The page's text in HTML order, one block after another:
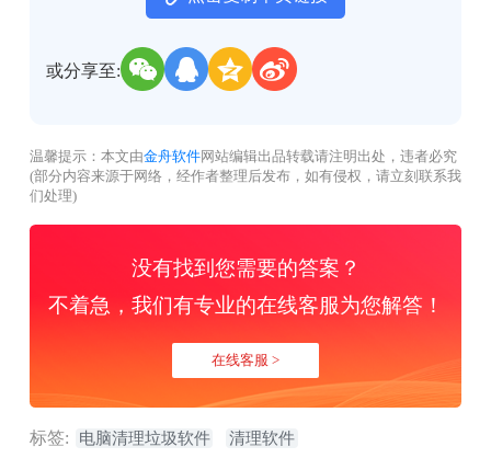
或分享至:
温馨提示：本文由金舟软件网站编辑出品转载请注明出处，违者必究
(部分内容来源于网络，经作者整理后发布，如有侵权，请立刻联系我
们处理)
没有找到您需要的答案？
不着急，我们有专业的在线客服为您解答！
在线客服 >
标签: 电脑清理垃圾软件 清理软件